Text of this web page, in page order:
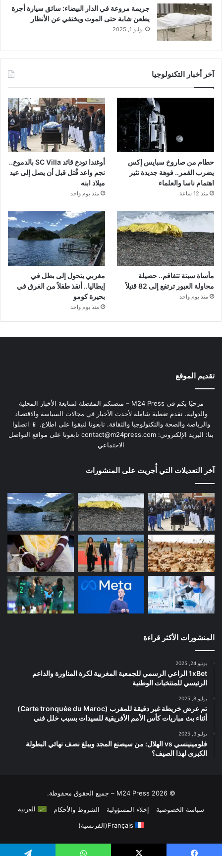
جريمة مروعة في الدار البيضاء: سائق سيارة أجرة
يطعن شابة حتى الموت ويختفي عن الأنظار
يوليو 1, 2025
آخر أخبار التكنولوجيا
حطام من صاروخ سبايس إكس
يضرب القمر.. فوهة جديدة تثير
اهتمام ناسا والعلماء
منذ 12 ساعة
أوغندا تودع قائد SC Villa بالدموع..
نجم واعد قُتل قبل أن يصل إلى عيد
ميلاد ابنه
منذ يوم واحد
مأساة سبتة تتفاقم.. حصيلة
محاولة العبور ترتفع إلى 82 قتيلاً
منذ يوم واحد
مغربي يتحول إلى بطل في
إيطاليا.. أنقذ طفلاً من الغرق في
بحيرة كومو
منذ يوم واحد
تقديم الموقع
مرحبًا بكم في M24 Press – منصتكم المفضلة لمتابعة الأخبار المحلية
والدولية. نقدم تغطية شاملة لأحدث الأخبار في مجالات السياسة والاقتصاد
والرياضة والصحة والتكنولوجيا والثقافة. تابعونا لتبقوا على اطلاع. 📱 اتصلوا
بنا: البريد الإلكتروني: contact@m24press.com تابعونا على مواقع التواصل
الاجتماعي
آخر التعديلات التي أُجريت على المنشورات
المنشورات الأكثر قراءة
يونيو 24, 2025
1xBet الراعي الرسمي للجمعية المغربية لكرة المناورة والداعم
الرئيسي للمنتخبات الوطنية
يوليو 8, 2025
تم عرض خريطة غير دقيقة للمغرب (Carte tronquée du Maroc)
أثناء بث مباريات كأس الأمم الأفريقية للسيدات بسبب خلل فني
يوليو 3, 2025
فلومينينسي vs الهلال: من سيصنع المجد ويبلغ نصف نهائي البطولة
الكبرى لهذا الصيف؟
© 2026 M24 Press – جميع الحقوق محفوظة.
سياسة الخصوصية إخلاء المسؤولية الشروط والأحكام العربية
Français
(الفرنسية)